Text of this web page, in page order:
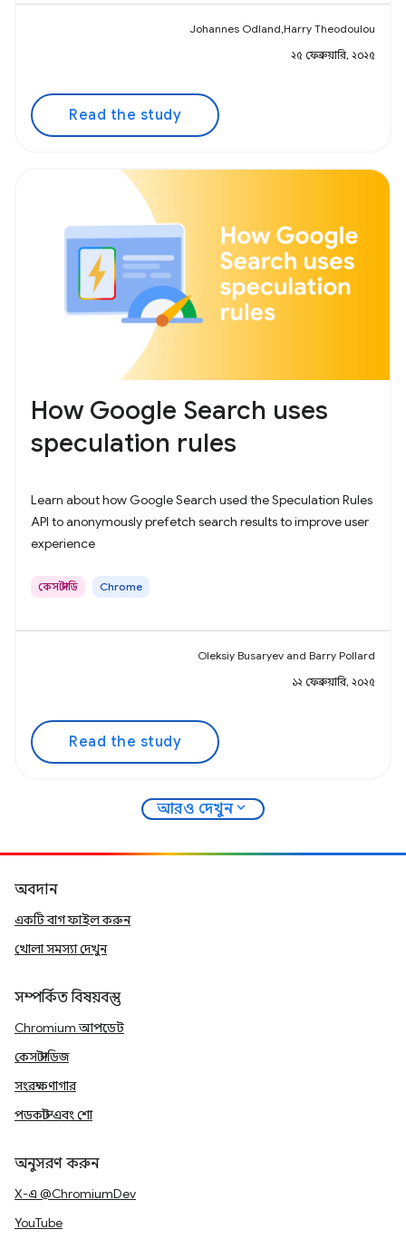
Johannes Odland,Harry Theodoulou
২৫ ফেব্রুয়ারি, ২০২৫
Read the study
How Google Search uses
speculation rules
Learn about how Google Search used the Speculation Rules
API to anonymously prefetch search results to improve user
experience
কেস স্টাডি Chrome
Oleksiy Busaryev and Barry Pollard
১২ ফেব্রুয়ারি, ২০২৫
Read the study
আরও দেখুনexpand_more
অবদান
একটি বাগ ফাইল করুন
খোলা সমস্যা দেখুন
সম্পর্কিত বিষয়বস্তু
Chromium আপডেট
কেস স্টাডিজ
সংরক্ষণাগার
পডকাস্ট এবং শো
অনুসরণ করুন
X-এ @ChromiumDev
YouTube